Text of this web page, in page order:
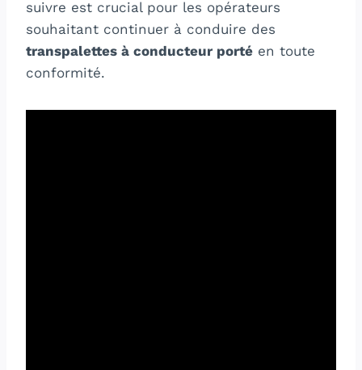
suivre est crucial pour les opérateurs
souhaitant continuer à conduire des
transpalettes à conducteur porté en toute
conformité.